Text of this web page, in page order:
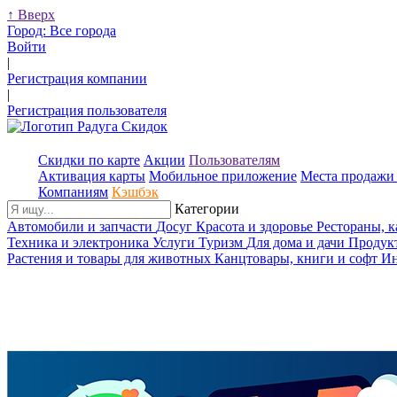
↑ Вверх
Город: Все города
Войти
|
Регистрация компании
|
Регистрация пользователя
Скидки по карте Акции Пользователям
Активация карты Мобильное приложение Места продажи
Компаниям Кэшбэк
Категории
Автомобили и запчасти Досуг Красота и здоровье Рестораны,
Техника и электроника Услуги Туризм Для дома и дачи
Растения и товары для животных Канцтовары, книги и софт